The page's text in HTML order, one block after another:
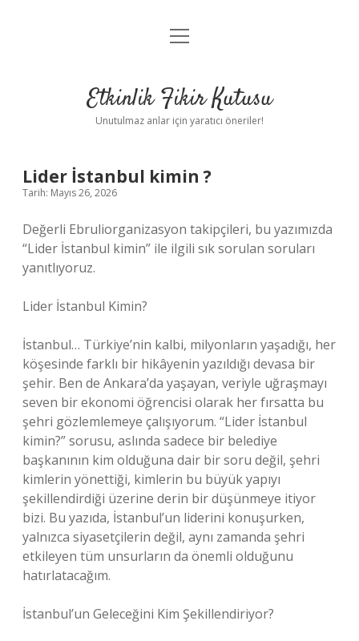
Anasayfa
Yasal Uyarı
menüyü
Etkinlik Fikir Kutusu
Unutulmaz anlar için yaratıcı öneriler!
Lider İstanbul kimin ?
Tarih: Mayıs 26, 2026
Değerli Ebruliorganizasyon takipçileri, bu yazımızda
“Lider İstanbul kimin” ile ilgili sık sorulan soruları
yanıtlıyoruz.
Lider İstanbul Kimin?
İstanbul… Türkiye’nin kalbi, milyonların yaşadığı, her
köşesinde farklı bir hikâyenin yazıldığı devasa bir
şehir. Ben de Ankara’da yaşayan, veriyle uğraşmayı
seven bir ekonomi öğrencisi olarak her fırsatta bu
şehri gözlemlemeye çalışıyorum. “Lider İstanbul
kimin?” sorusu, aslında sadece bir belediye
başkanının kim olduğuna dair bir soru değil, şehri
kimlerin yönettiği, kimlerin bu büyük yapıyı
şekillendirdiği üzerine derin bir düşünmeye itiyor
bizi. Bu yazıda, İstanbul’un liderini konuşurken,
yalnızca siyasetçilerin değil, aynı zamanda şehri
etkileyen tüm unsurların da önemli olduğunu
hatırlatacağım.
İstanbul’un Geleceğini Kim Şekillendiriyor?